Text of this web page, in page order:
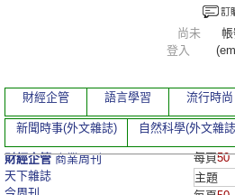
每頁50
主題
財經企管 商業周刊
天下雜誌
尚未
登入
財經企管 語言學習 流行時尚
新聞時事(外文雜誌) 自然科學(外文雜